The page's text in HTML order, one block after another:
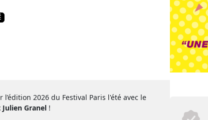
2026 du Festival Paris l'été avec le
Julien Granel !